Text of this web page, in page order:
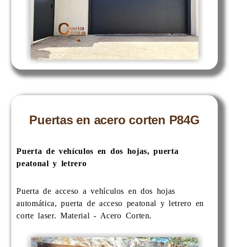
Puertas en acero corten P84G
Puerta de vehículos en dos hojas, puerta
peatonal y letrero
Puerta de acceso a vehículos en dos hojas
automática, puerta de acceso peatonal y letrero en
corte laser. Material - Acero Corten.